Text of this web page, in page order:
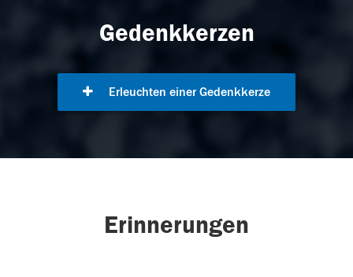
Gedenkkerzen
Erleuchten einer Gedenkkerze
Erinnerungen